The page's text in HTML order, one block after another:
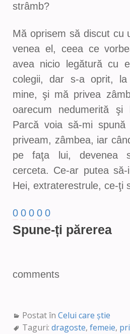
strâmb?
Mă oprisem să discut cu
venea el, ceea ce
avea nicio legătură cu
colegii, dar s-a oprit,
mine, şi mă privea
oarecum nedumerită
Parcă voia să-mi
priveam, zâmbea, iar
pe faţa lui, devenea
cerceta. Ce-ar putea
Hei, extraterestrule, ce-ţi
0 0 0 0 0
Spune-ți părerea
comments
Postat în Celui care știe
Taguri: dragoste, femeie,